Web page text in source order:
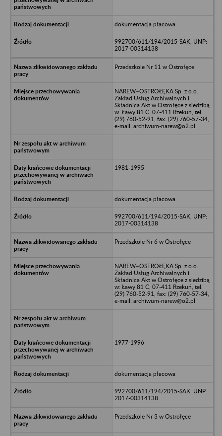
dokumentacja płacowa
992700/611/194/2015-SAK, UNP:
2017-00314138
Przedszkole Nr 11 w Ostrołęce
NAREW–OSTROŁĘKA Sp. z o.o.
Zakład Usług Archiwalnych i
Składnica Akt w Ostrołęce z siedzibą
w: Ławy 81 C, 07-411 Rzekuń, tel.
(29) 760-52-91, fax: (29) 760-57-34,
e-mail: archiwum-narew@o2.pl
1981-1995
dokumentacja płacowa
992700/611/194/2015-SAK, UNP:
2017-00314138
Przedszkole Nr 6 w Ostrołęce
NAREW–OSTROŁĘKA Sp. z o.o.
Zakład Usług Archiwalnych i
Składnica Akt w Ostrołęce z siedzibą
w: Ławy 81 C, 07-411 Rzekuń, tel.
(29) 760-52-91, fax: (29) 760-57-34,
e-mail: archiwum-narew@o2.pl
1977-1996
dokumentacja płacowa
992700/611/194/2015-SAK, UNP:
2017-00314138
Przedszkole Nr 3 w Ostrołęce